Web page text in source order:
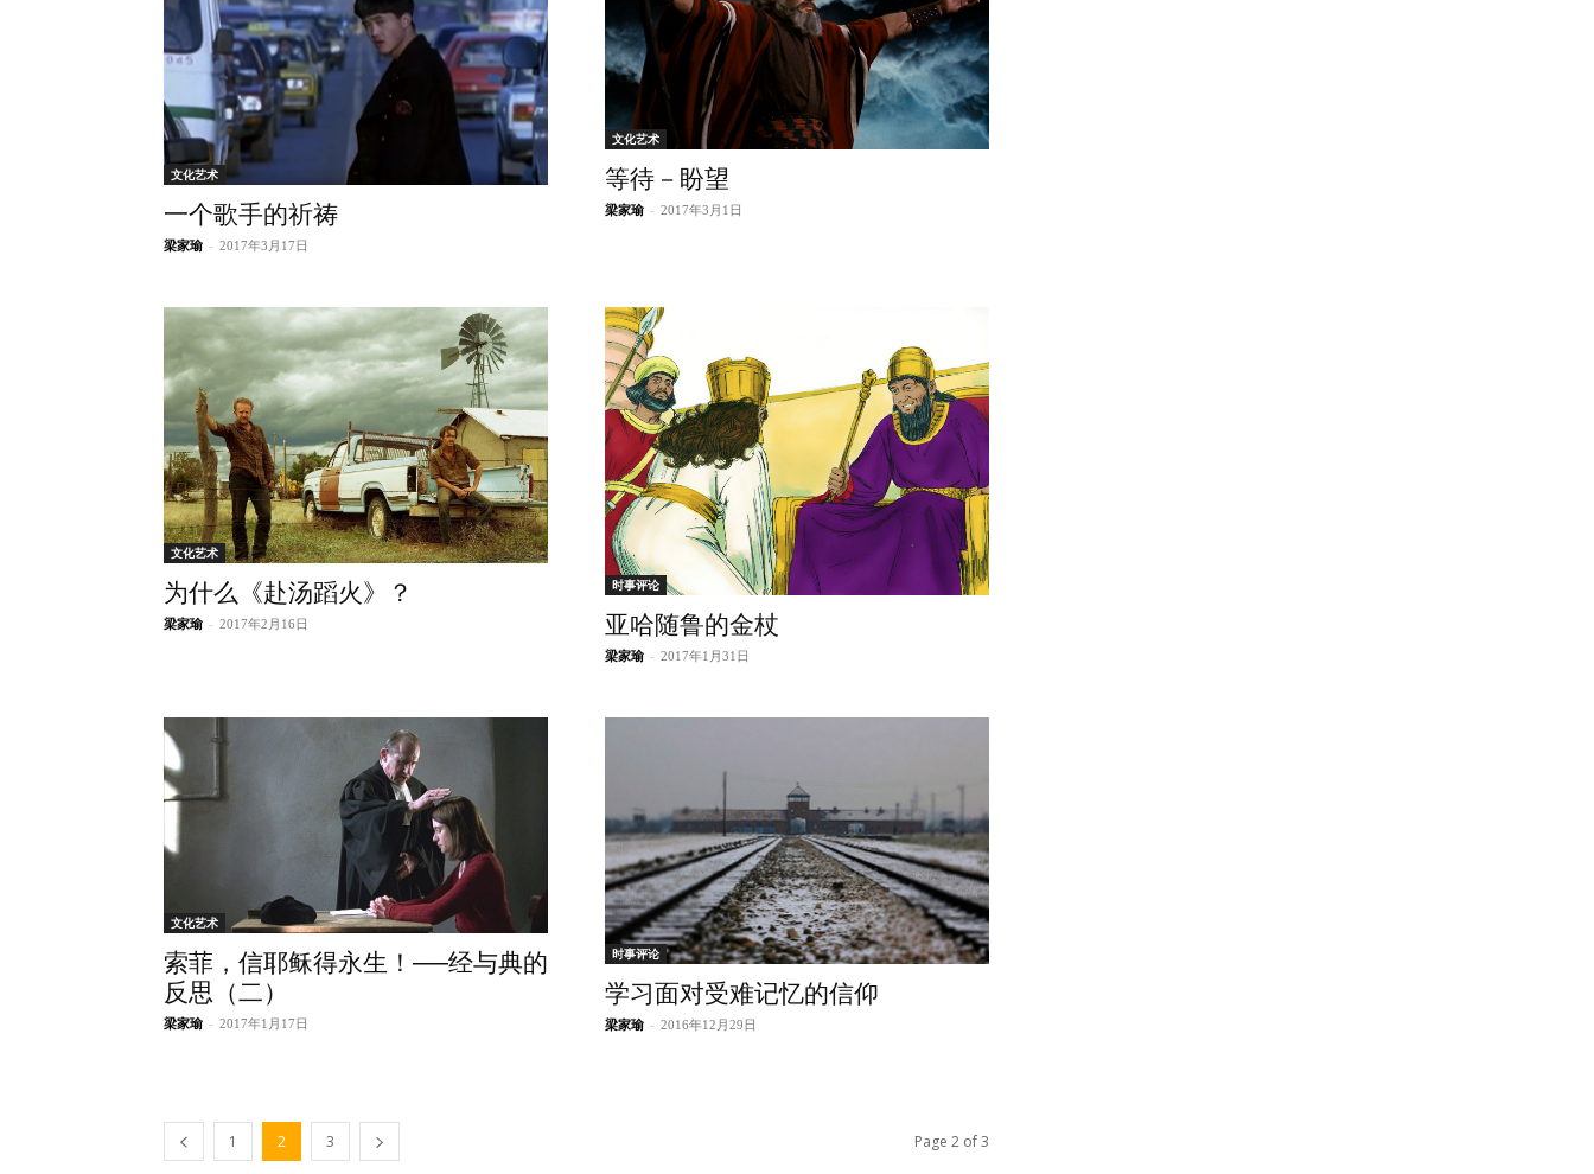
文化艺术
一个歌手的祈祷
梁家瑜 - 2017年3月17日
文化艺术
等待－盼望
梁家瑜 - 2017年3月1日
文化艺术
为什么《赴汤蹈火》？
梁家瑜 - 2017年2月16日
时事评论
亚哈随鲁的金杖
梁家瑜 - 2017年1月31日
文化艺术
索菲，信耶稣得永生！──经与典的
反思（二）
梁家瑜 - 2017年1月17日
时事评论
学习面对受难记忆的信仰
梁家瑜 - 2016年12月29日
1 2 3 Page 2 of 3